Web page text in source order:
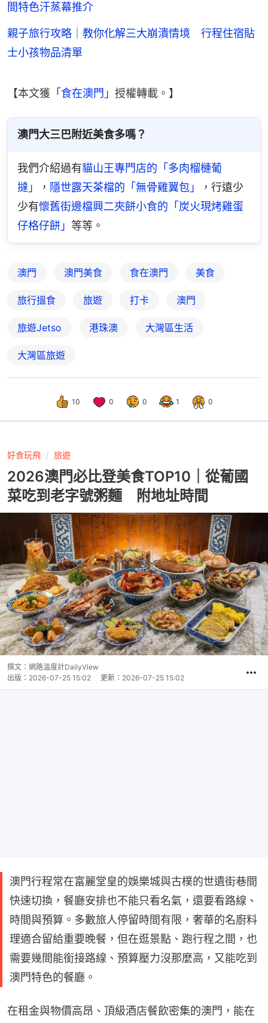
間特色汗蒸幕推介
親子旅行攻略｜教你化解三大崩潰情境 行程住宿貼
士小孩物品清單
【本文獲「食在澳門 」授權轉載。】
澳門大三巴附近美食多嗎？
我們介紹過有貓山王專門店的「多肉榴槤葡
撻」
， 隱世露天茶檔的「無骨雞翼包」
，行遠少
少有懷舊街邊檔興二夾餅小食的「炭火現烤雞蛋
仔格仔餅」 等等。
澳門 澳門美食 食在澳門 美食
旅行搵食 旅遊 打卡 澳門
旅遊Jetso 港珠澳 大灣區生活
大灣區旅遊
10 0 0 1 0
好食玩飛 旅遊
2026澳門必比登美食TOP10｜從葡國
菜吃到老字號粥麵 附地址時間
撰文： 網路溫度計DailyView
出版： 2026-07-25 15:02 更新： 2026-07-25 15:02
澳門行程常在富麗堂皇的娛樂城與古樸的世遺街巷間
快速切換，餐廳安排也不能只看名氣，還要看路線、
時間與預算。多數旅人停留時間有限，奢華的名廚料
理適合留給重要晚餐，但在逛景點、跑行程之間，也
需要幾間能銜接路線、預算壓力沒那麼高，又能吃到
澳門特色的餐廳。
在租金與物價高昂、頂級酒店餐飲密集的澳門，能在